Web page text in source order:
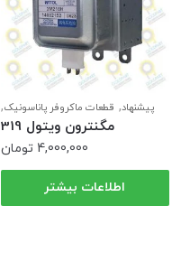
پیشنهاد, قطعات ماکروفر پاناسونیک,
قطعات ماکروفر سامسونگ , مگنترون ها,
های ولتاژ , ویژه مگنترون ویتول 319
4,000,000 تومان
اطلاعات بیشتر